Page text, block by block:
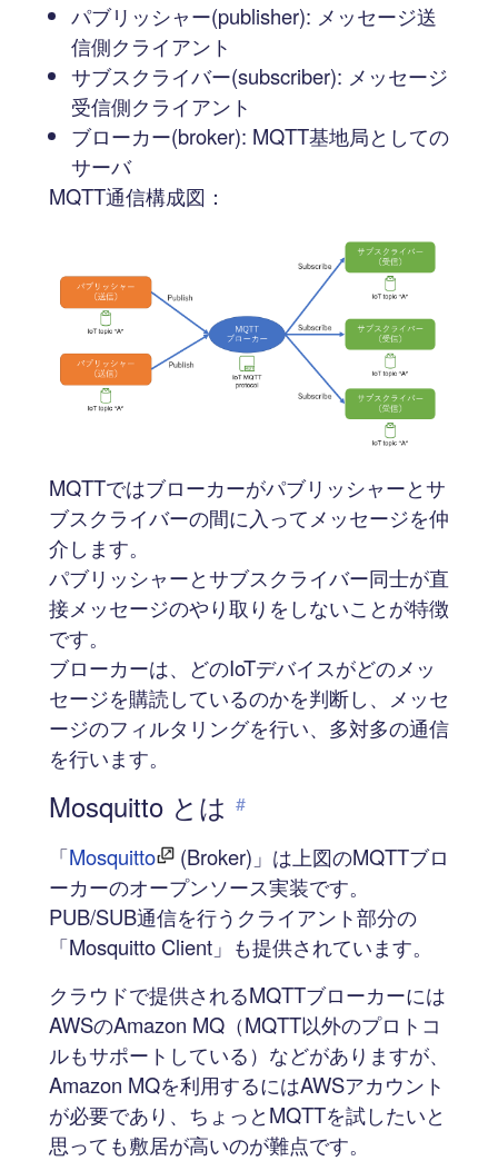
パブリッシャー(publisher): メッセージ送
信側クライアント
サブスクライバー(subscriber): メッセージ
受信側クライアント
ブローカー(broker): MQTT基地局としての
サーバ
MQTT通信構成図：
MQTTではブローカーがパブリッシャーとサ
ブスクライバーの間に入ってメッセージを仲
介します。
パブリッシャーとサブスクライバー同士が直
接メッセージのやり取りをしないことが特徴
です。
ブローカーは、どのIoTデバイスがどのメッ
セージを購読しているのかを判断し、メッセ
ージのフィルタリングを行い、多対多の通信
を行います。
Mosquitto とは #
「Mosquitto
(Broker)」は上図のMQTTブロ
ーカーのオープンソース実装です。
PUB/SUB通信を行うクライアント部分の
「Mosquitto Client」も提供されています。
クラウドで提供されるMQTTブローカーには
AWSのAmazon MQ（MQTT以外のプロトコ
ルもサポートしている）などがありますが、
Amazon MQを利用するにはAWSアカウント
が必要であり、ちょっとMQTTを試したいと
思っても敷居が高いのが難点です。